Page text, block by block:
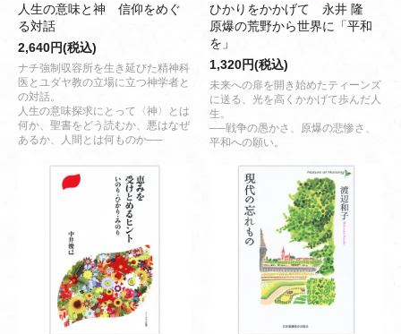
人生の意味と神 信仰をめぐ
る対話
2,640円(税込)
ナチ強制収容所を生き延びた精神科
医とユダヤ教の立場に立つ神学者と
の対話。
人生の意味探求にとって〈神〉とは
何か、聖書をどう読むか、悪はなぜ
あるか、人間とは何ものか──
ひかりをかかげて 永井 隆
原爆の荒野から世界に「平和
を」
1,320円(税込)
未来への扉を開き始めたティーンズ
に送る、光を高くかかげて歩んだ人
生。
──戦争の愚かさ、原爆の悲惨さ、
平和への願い。